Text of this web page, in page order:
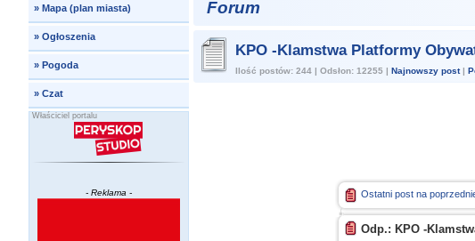
» Mapa (plan miasta)
» Ogłoszenia
» Pogoda
» Czat
Właściciel portalu
- Reklama -
Forum
KPO -Klamstwa Platformy
Ilość postów: 244 | Odsłon: 12255 | Najnowszy post|
Ostatni post na
Odp.: KPO -